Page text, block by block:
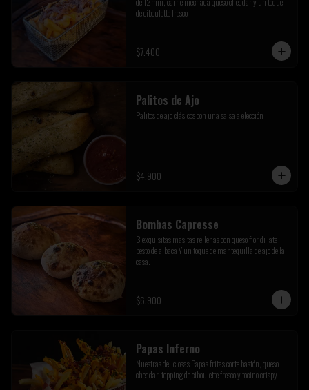
de ciboulette fresco
$7.400
Palitos de Ajo
Palitos de ajo clásicos con una salsa a elección
$4.900
Bombas Capresse
3 exquisitas masitas rellenas con queso fior di late
pesto de albaca Y un toque de mantequilla de ajo de la
casa.
$6.900
Papas Inferno
Nuestras deliciosas Papas fritas corte bastón, queso
cheddar, topping de ciboulette fresco y tocino crispy